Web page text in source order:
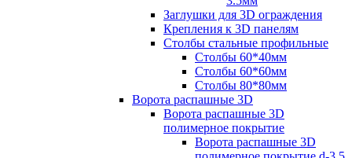
Заглушки для 3D ограждения
Крепления к 3D панелям
Столбы стальные профильные
Столбы 60*40мм
Столбы 60*60мм
Столбы 80*80мм
Ворота распашные 3D
Ворота распашные 3D
полимерное покрытие
Ворота распашные 3D